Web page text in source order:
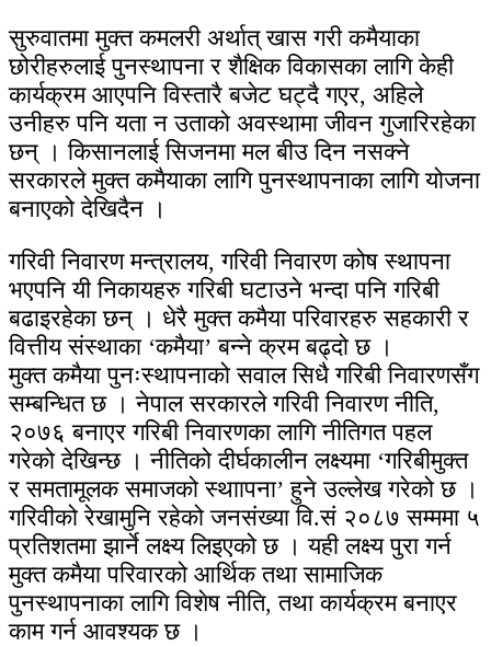
सुरुवातमा मुक्त कमलरी अर्थात् खास गरी कमैयाका
छोरीहरुलाई पुनस्थापना र शैक्षिक विकासका लागि केही
कार्यक्रम आएपनि विस्तारै बजेट घट्दै गएर, अहिले
उनीहरु पनि यता न उताको अवस्थामा जीवन गुजारिरहेका
छन् । किसानलाई सिजनमा मल बीउ दिन नसक्ने
सरकारले मुक्त कमैयाका लागि पुनस्थापनाका लागि योजना
बनाएको देखिदैन ।
गरिवी निवारण मन्त्रालय, गरिवी निवारण कोष स्थापना
भएपनि यी निकायहरु गरिबी घटाउने भन्दा पनि गरिबी
बढाइरहेका छन् । धेरै मुक्त कमैया परिवारहरु सहकारी र
वित्तीय संस्थाका ‘कमैया’ बन्ने क्रम बढ्दो छ ।
मुक्त कमैया पुनःस्थापनाको सवाल सिधै गरिबी निवारणसँग
सम्बन्धित छ । नेपाल सरकारले गरिवी निवारण नीति,
२०७६ बनाएर गरिबी निवारणका लागि नीतिगत पहल
गरेको देखिन्छ । नीतिको दीर्घकालीन लक्ष्यमा ‘गरिबीमुक्त
र समतामूलक समाजको स्थाापना’ हुने उल्लेख गरेको छ ।
गरिवीको रेखामुनि रहेको जनसंख्या वि.सं २०८७ सम्ममा ५
प्रतिशतमा झार्ने लक्ष्य लिइएको छ । यही लक्ष्य पुरा गर्न
मुक्त कमैया परिवारको आर्थिक तथा सामाजिक
पुनस्थापनाका लागि विशेष नीति, तथा कार्यक्रम बनाएर
काम गर्न आवश्यक छ ।